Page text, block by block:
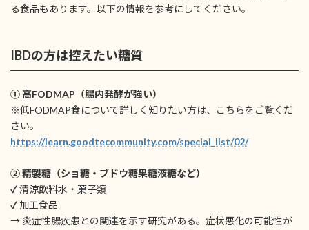
る食品もあります。以下の情報を参考にしてください。
IBDの方は控えたい糖質
① 高FODMAP（腸内発酵が強い）
※低FODMAP食について詳しく知りたい方は、こちらをご覧くだ
さい。
https://learn.goodtecommunity.com/special_list/02/
② 精製糖（ショ糖・ブドウ糖果糖液糖など）
✓清涼飲料水・菓子類
✓ 加工食品
→ 炎症性腸疾患との関連を示す研究がある。症状悪化の可能性が